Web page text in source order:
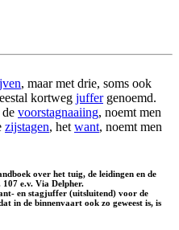
, maar met drie, soms ook
kortweg juffergenoemd.
voorstagnaaiing, noemt men
zijstagen, het want, noemt men
over het tuig, de leidingen en de
107 e.v. Via Delpher.
en stagjuffer (uitsluitend) voor de
in de binnenvaart ook zo geweest is, is